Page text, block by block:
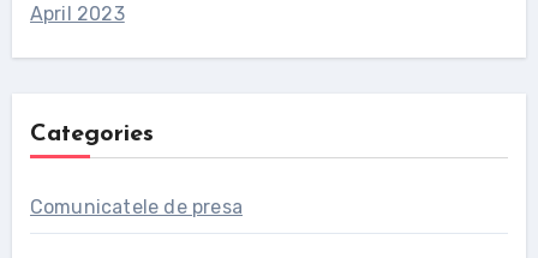
April 2023
Categories
Comunicatele de presa